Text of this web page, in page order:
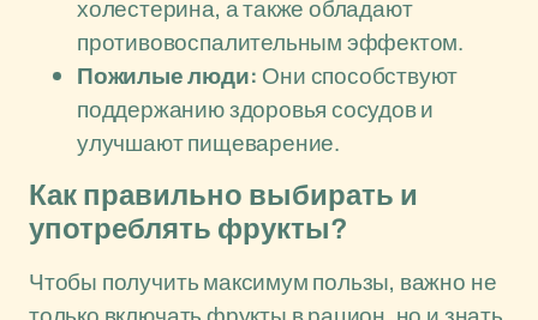
холестерина, а также обладают
противовоспалительным эффектом.
Пожилые люди: Они способствуют
поддержанию здоровья сосудов и
улучшают пищеварение.
Как правильно выбирать и
употреблять фрукты?
Чтобы получить максимум пользы, важно не